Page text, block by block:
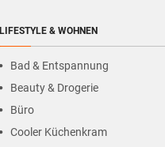
LIFESTYLE & WOHNEN
Bad & Entspannung
Beauty & Drogerie
Büro
Cooler Küchenkram